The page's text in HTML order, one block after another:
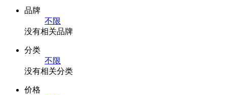
品牌
不限
没有相关品牌
分类
不限
没有相关分类
价格